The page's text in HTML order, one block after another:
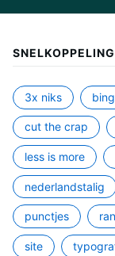
3x niks bing
cut the crap
less is more
nederlandstalig
punctjes
site